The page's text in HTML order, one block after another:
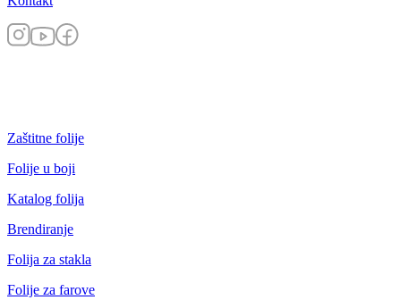
Zaštitne folije
Folije u boji
Katalog folija
Brendiranje
Folija za stakla
Folije za farove